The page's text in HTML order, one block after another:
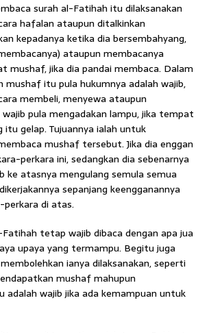
surah al-Fatihah itu dilaksanakan
hafalan ataupun ditalkinkan
kepadanya ketika dia bersembahyang,
ataupun membacanya
mushaf, jika dia pandai membaca. Dalam
mushaf itu pula hukumnya adalah wajib,
membeli, menyewa ataupun
pula mengadakan lampu, jika tempat
itu gelap. Tujuannya ialah untuk
mushaf tersebut. Jika dia enggan
perkara ini, sedangkan dia sebenarnya
ke atasnya mengulang semula semua
sepanjang keengganannya
perkara di atas.
Fatihah tetap wajib dibaca dengan apa jua
upaya yang termampu. Begitu juga
ianya dilaksanakan, seperti
mushaf mahupun
adalah wajib jika ada kemampuan untuk